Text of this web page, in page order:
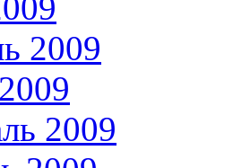
2009
2009